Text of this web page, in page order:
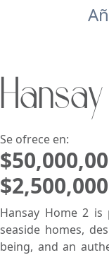
Se ofrece en:
Hansay Home 2
seaside homes,
being, and an